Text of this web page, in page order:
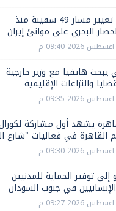
"سنتكوم": تغيير مسار 49 سفينة منذ
البحري على موانئ إيران
هاتفيا مع وزير خارجية
والنزاعات الإقليمية
يشهد أول مشاركة
القاهرة في فعاليات "شارع
توفير الحماية للمدنيين
في جنوب السودان